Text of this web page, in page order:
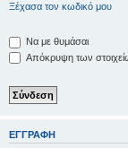
Ξέχασα τον κωδικό μου
Να με θυμάσαι
Απόκρυψη των
ΕΓΓΡΑΦΉ